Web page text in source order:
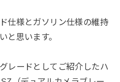
仕様とガソリン仕様の維持
と思います。
レードとしてご紹介したハ